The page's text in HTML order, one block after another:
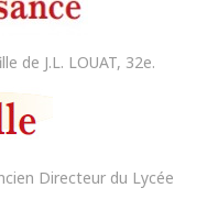
de J.L. LOUAT, 32e.
Directeur du Lycée